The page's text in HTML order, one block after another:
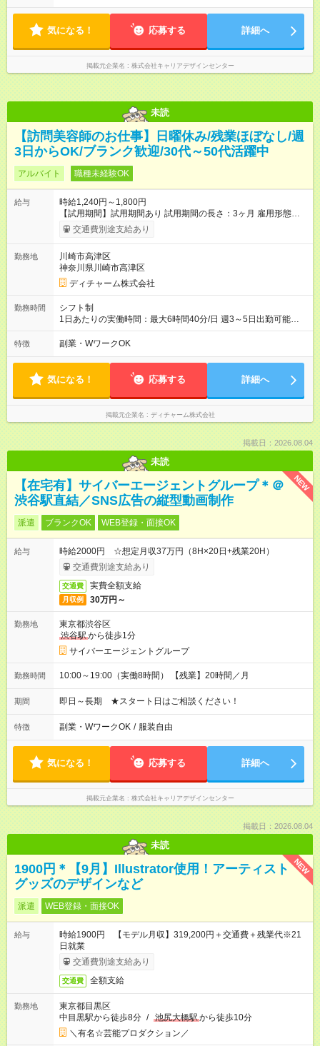
気になる！ 応募する 詳細へ
掲載元企業名 株式会社キャリアデザインセンター
未読
【訪問美容師のお仕事】日曜休み/残業ほぼなし/週
3日からOK/ブランク歓迎/30代～50代活躍中
アルバイト 職種未経験OK
給与
時給1,240円～1,800円
【試用期間】試用期間あり 試用期間の長さ：3ヶ月 雇用形態、
給与は本採用時と同じです。
交通費別途支給あり
勤務地
川崎市高津区
神奈川県川崎市高津区
ディチャーム株式会社
勤務時間
シフト制
1日あたりの実働時間：最大6時間40分/日 週3～5日出勤可能な
方 （シフト例） 9:00～16:40（休憩1時間含む） ご希望に合わせ
て勤務終了時間はご相談可能です ※勤務地により多少の前後
特徴 副業・WワークOK
気になる！ 応募する 詳細へ
掲載元企業名 ディチャーム株式会社
掲載日：2026.08.04
未読
NEW
【在宅有】サイバーエージェントグループ＊＠
渋谷駅直結／SNS広告の縦型動画制作
派遣 ブランクOK WEB登録・面接OK
給与
時給2000円 ☆想定月収37万円（8H×20日+残業20H）
交通費別途支給あり
交通費 実費全額支給
月収例 30万円～
勤務地
東京都渋谷区
渋谷駅から徒歩1分
サイバーエージェントグループ
勤務時間 10:00～19:00（実働8時間） 【残業】20時間／月
期間 即日～長期 ★スタート日はご相談ください！
特徴 副業・WワークOK / 服装自由
気になる！ 応募する 詳細へ
掲載元企業名 株式会社キャリアデザインセンター
掲載日：2026.08.04
未読
NEW
1900円＊【9月】Illustrator使用！アーティスト
グッズのデザインなど
派遣 WEB登録・面接OK
給与
時給1900円 【モデル月収】319,200円＋交通費＋残業代※21
日就業
交通費別途支給あり
交通費 全額支給
勤務地
東京都目黒区
中目黒駅から徒歩8分 / 池尻大橋駅から徒歩10分
＼有名☆芸能プロダクション／